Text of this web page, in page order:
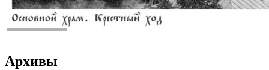
Архивы